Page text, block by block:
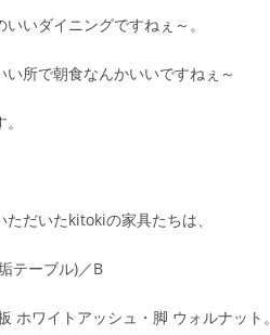
いダイニングですねぇ～。
い所で朝食なんかいいですねぇ～
だいたkitokiの家具たちは、
テーブル)／B
ワイトアッシュ・脚 ウォルナット。